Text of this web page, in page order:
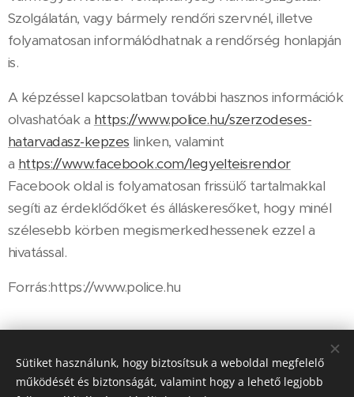
Szolgálatán, vagy bármely rendőri szervnél, illetve
folyamatosan informálódhatnak a rendőrség honlapján
is.
A képzéssel kapcsolatban további hasznos információk
olvashatóak a https://www.police.hu/szerzodeses-
hatarvadasz-kepzes linken, valamint
a https://www.facebook.com/legyelteisrendor
Facebook oldal is folyamatosan frissülő tartalmakkal
segíti az érdeklődőket és álláskeresőket, hogy minél
szélesebb körben megismerkedhessenek ezzel a
hivatással.
Forrás:https://www.police.hu
Share
Sütiket használunk, hogy biztosítsuk a weboldal megfelelő
működését és biztonságát, valamint hogy a lehető legjobb